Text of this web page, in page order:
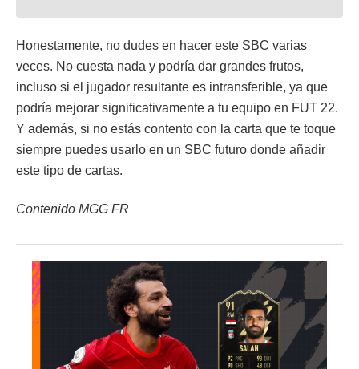
Honestamente, no dudes en hacer este SBC varias
veces. No cuesta nada y podría dar grandes frutos,
incluso si el jugador resultante es intransferible, ya que
podría mejorar significativamente a tu equipo en FUT 22.
Y además, si no estás contento con la carta que te toque
siempre puedes usarlo en un SBC futuro donde añadir
este tipo de cartas.
Contenido MGG FR